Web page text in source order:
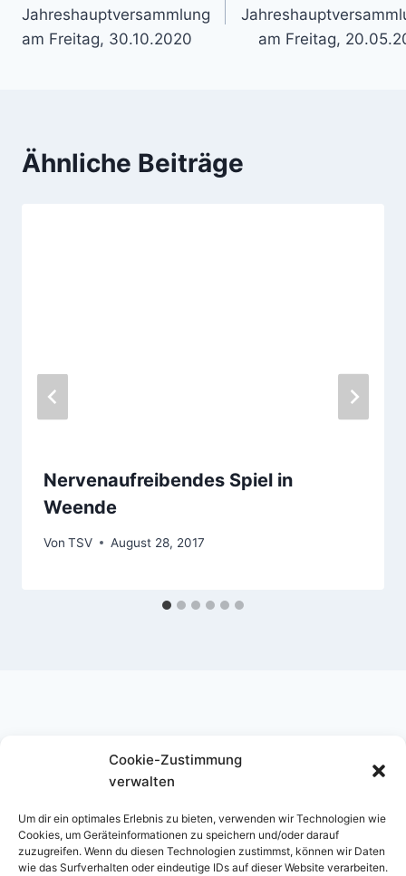
Cookie-Zustimmung
verwalten
Um dir ein optimales Erlebnis zu bieten, verwenden wir Technologien wie
Cookies, um Geräteinformationen zu speichern und/oder darauf
zuzugreifen. Wenn du diesen Technologien zustimmst, können wir Daten
wie das Surfverhalten oder eindeutige IDs auf dieser Website verarbeiten.
Jahreshauptversammlung
am Freitag, 30.10.2020
am Freitag,
Ähnliche Beiträge
Nervenaufreibendes Spiel in
Weende
Von TSV August 28, 2017
Instagram